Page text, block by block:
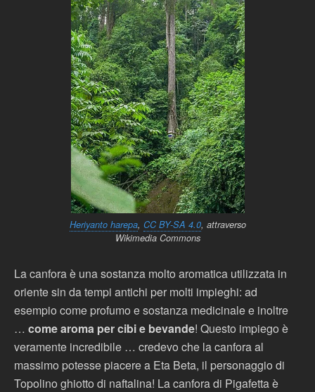
Heriyanto harepa, CC BY-SA 4.0, attraverso
Wikimedia Commons
La canfora è una sostanza molto aromatica utilizzata in
oriente sin da tempi antichi per molti impieghi: ad
esempio come profumo e sostanza medicinale e inoltre
… come aroma per cibi e bevande! Questo impiego è
veramente incredibile … credevo che la canfora al
massimo potesse piacere a Eta Beta, il personaggio di
Topolino ghiotto di naftalina! La canfora di Pigafetta è